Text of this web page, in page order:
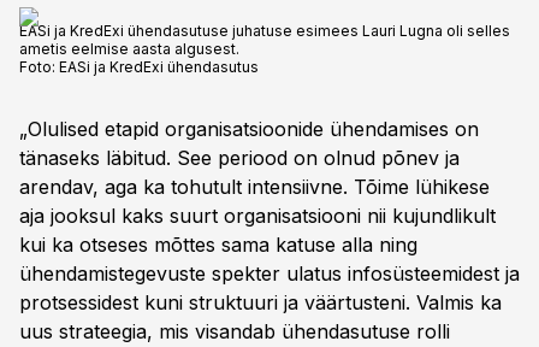
EASi ja KredExi ühendasutuse juhatuse esimees Lauri Lugna oli selles
ametis eelmise aasta algusest.
Foto: EASi ja KredExi ühendasutus
„Olulised etapid organisatsioonide ühendamises on
tänaseks läbitud. See periood on olnud põnev ja
arendav, aga ka tohutult intensiivne. Tõime lühikese
aja jooksul kaks suurt organisatsiooni nii kujundlikult
kui ka otseses mõttes sama katuse alla ning
ühendamistegevuste spekter ulatus infosüsteemidest ja
protsessidest kuni struktuuri ja väärtusteni. Valmis ka
uus strateegia, mis visandab ühendasutuse rolli